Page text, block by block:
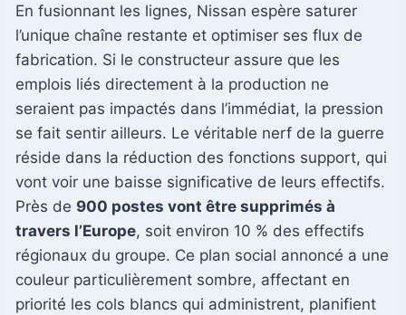
En fusionnant les lignes, Nissan espère saturer
l’unique chaîne restante et optimiser ses flux de
fabrication. Si le constructeur assure que les
emplois liés directement à la production ne
seraient pas impactés dans l’immédiat, la pression
se fait sentir ailleurs. Le véritable nerf de la guerre
réside dans la réduction des fonctions support, qui
vont voir une baisse significative de leurs effectifs.
Près de 900 postes vont être supprimés à
travers l’Europe, soit environ 10 % des effectifs
régionaux du groupe. Ce plan social annoncé a une
couleur particulièrement sombre, affectant en
priorité les cols blancs qui administrent, planifient